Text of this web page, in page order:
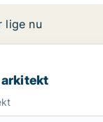
lige nu
arkitekt